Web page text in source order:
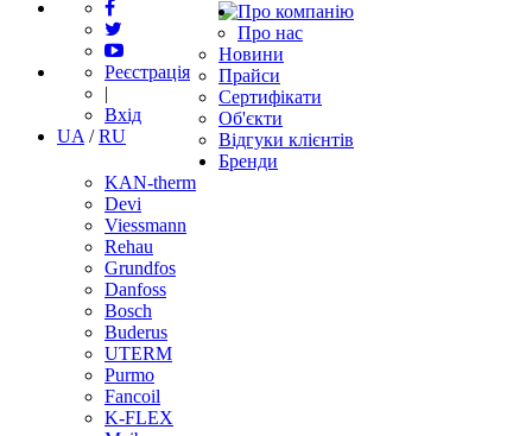
Реєстрація
|
Вхід
UA /RU
Про компанію
Про нас
Новини
Прайси
Сертифікати
Об'єкти
Відгуки клієнтів
Бренди
KAN-therm
Devi
Viessmann
Rehau
Grundfos
Danfoss
Bosch
Buderus
UTERM
Purmo
Fancoil
K-FLEX